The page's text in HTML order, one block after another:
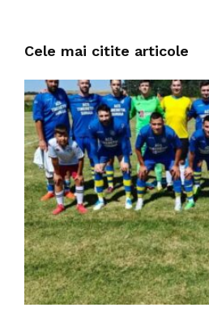
Cele mai citite articole